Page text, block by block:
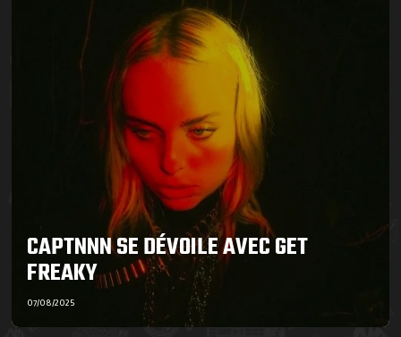
CAPTNNN SE DÉVOILE AVEC GET
FREAKY
07/08/2025